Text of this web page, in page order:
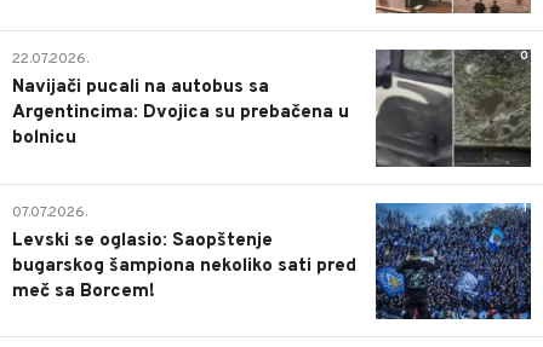
0
22.07.2026.
Navijači pucali na autobus sa
Argentincima: Dvojica su prebačena u
bolnicu
1
07.07.2026.
Levski se oglasio: Saopštenje
bugarskog šampiona nekoliko sati pred
meč sa Borcem!